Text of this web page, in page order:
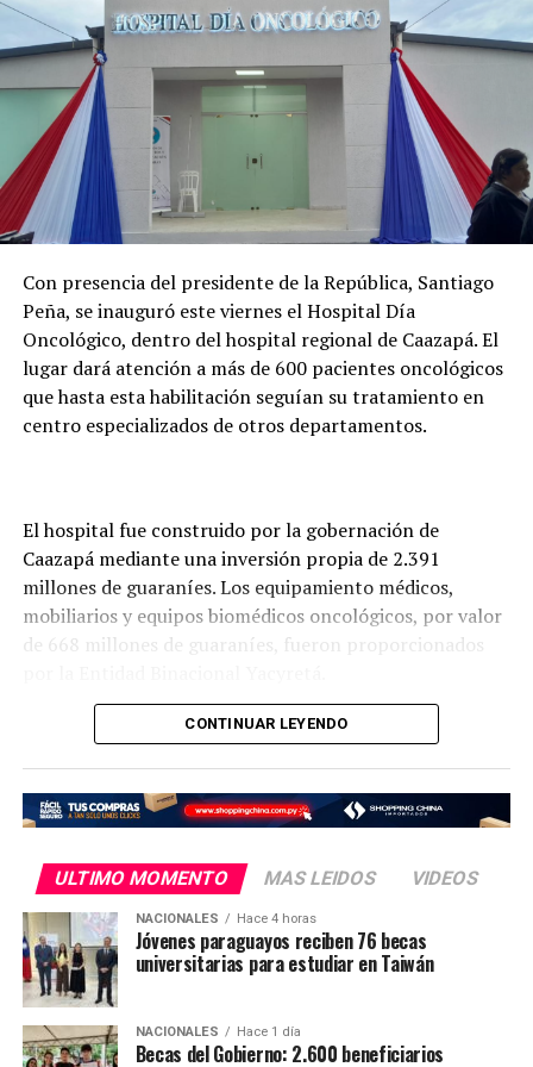
Con presencia del presidente de la República, Santiago
Peña, se inauguró este viernes el Hospital Día
Oncológico, dentro del hospital regional de Caazapá. El
lugar dará atención a más de 600 pacientes oncológicos
que hasta esta habilitación seguían su tratamiento en
centro especializados de otros departamentos.
El hospital fue construido por la gobernación de
Caazapá mediante una inversión propia de 2.391
millones de guaraníes. Los equipamiento médicos,
mobiliarios y equipos biomédicos oncológicos, por valor
de 668 millones de guaraníes, fueron proporcionados
Así también, el Gobierno Nacional, a través del
que prestará servicios a los pacientes del nuevo hospital.
El Hospital de Día Oncológico (o Centro de Día) es una
unidad especializada diseñada para ofrecer tratamientos
ambulatorios contra el cáncer, como quimioterapia,
inmunoterapia, terapias biológicas y transfusiones
sanguíneas, sin necesidad de que el paciente quede
internado.
El propósito de este modelo de atención es permitir que
CONTINUAR LEYENDO
ULTIMO MOMENTO MAS LEIDOS VIDEOS
NACIONALES Hace 4 horas
Jóvenes paraguayos reciben 76 becas
universitarias para estudiar en Taiwán
NACIONALES Hace 1 día
Becas del Gobierno: 2.600 beneficiarios